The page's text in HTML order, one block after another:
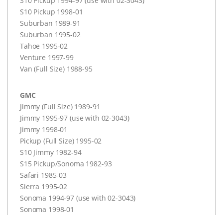
S10 Pickup 1998-01
Suburban 1989-91
Suburban 1995-02
Tahoe 1995-02
Venture 1997-99
Van (Full Size) 1988-95
GMC
Jimmy (Full Size) 1989-91
Jimmy 1995-97 (use with 02-3043)
Jimmy 1998-01
Pickup (Full Size) 1995-02
S10 Jimmy 1982-94
S15 Pickup/Sonoma 1982-93
Safari 1985-03
Sierra 1995-02
Sonoma 1994-97 (use with 02-3043)
Sonoma 1998-01